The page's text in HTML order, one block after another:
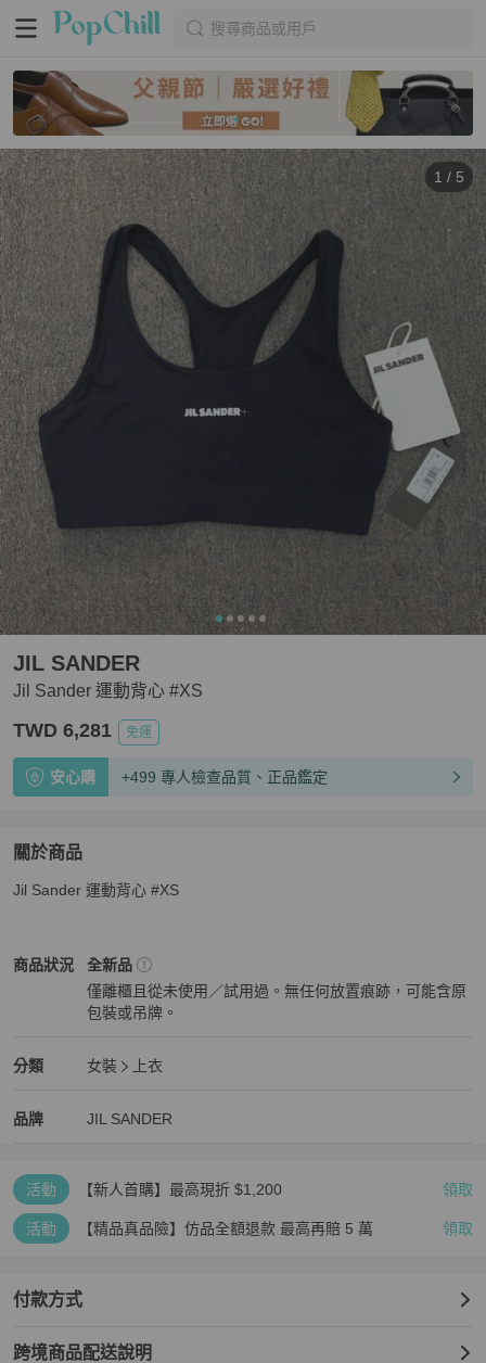
搜尋商品或用戶
1 / 5
Jil Sander 運動背心 #XS
JIL SANDER
TWD 6,281 免運
安心購 +499 專人檢查品質、正品鑑定
關於商品
關於Jil Sander 運動背心 #XS
Jil Sander 運動背心 #XS
商品狀況
JIL SANDER女裝商品狀態與細節
全新品
僅離櫃且從未使用／試用過。無任何放置痕跡，可能含原
包裝或吊牌。
分類
JIL SANDER女裝 分類資訊
女裝
上衣
品牌
JIL SANDER精品女裝品牌介紹
JIL SANDER
JIL SANDER推薦清單
活動 【新人首購】最高現折 $1,200 領取
活動 【精品真品險】仿品全額退款 最高再賠 5 萬 領取
付款方式
跨境商品配送說明